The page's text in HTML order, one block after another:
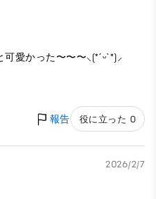
愛かった〜〜〜⸜(*ˊᵕˋ*)⸝‬
報告 役に立った 0
2026/2/7